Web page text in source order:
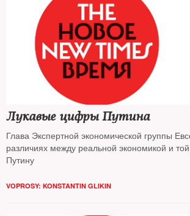
Лукавые цифры Путина
Глава Экспертной экономической группы
различиях между реальной экономикой и
Путину
VOPROSY: KONSTANTIN GLIKIN